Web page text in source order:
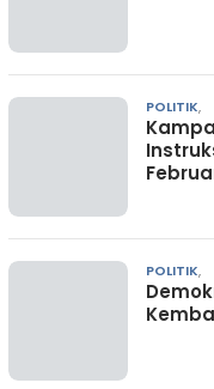
POLITIK,
POLITIK,